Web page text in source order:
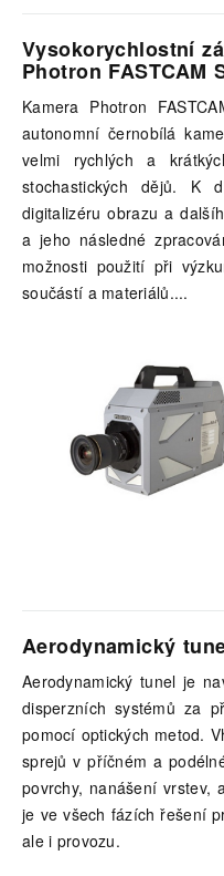
Vysokorychlostní
Photron FASTCAM
Kamera Photron
autonomní černobílá
velmi rychlých a
stochastických dějů. K
digitalizéru obrazu a
a jeho následné
možnosti použití při
součástí a materiálů....
Aerodynamický
Aerodynamický tunel je
disperzních systémů za
pomocí optických metod.
sprejů v příčném a
povrchy, nanášení vrstev,
je ve všech fázích řešení
ale i provozu.